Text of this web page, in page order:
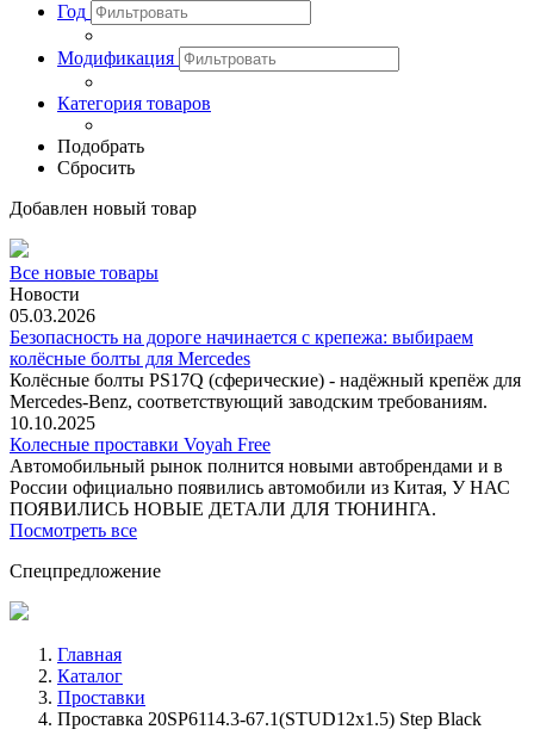
Год
Модификация
Категория товаров
Подобрать
Сбросить
Добавлен новый товар
Все новые товары
Новости
05.03.2026
Безопасность на дороге начинается с крепежа: выбираем
колёсные болты для Mercedes
Колёсные болты PS17Q (сферические) - надёжный крепёж для
Mercedes‑Benz, соответствующий заводским требованиям.
10.10.2025
Колесные проставки Voyah Free
Автомобильный рынок полнится новыми автобрендами и в
России официально появились автомобили из Китая, У НАС
ПОЯВИЛИСЬ НОВЫЕ ДЕТАЛИ ДЛЯ ТЮНИНГА.
Посмотреть все
Спецпредложение
Главная
Каталог
Проставки
Проставка 20SP6114.3-67.1(STUD12x1.5) Step Black